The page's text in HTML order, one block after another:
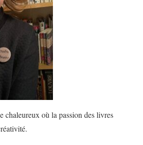
chaleureux où la passion des livres